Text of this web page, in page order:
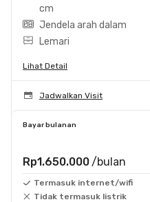
cm
Jendela arah dalam
Lemari
Lihat Detail
Jadwalkan Visit
Bayar bulanan
Rp1.650.000 /bulan
Termasuk internet/wifi
Tidak termasuk listrik